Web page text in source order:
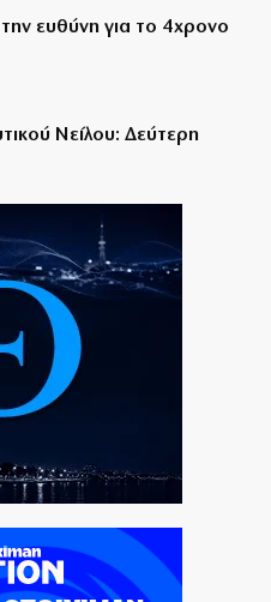
ευθύνη για το 4χρονο
Νείλου: Δεύτερη
αναγνωρίζει την
στις ενστάσεις – Ο
της
στον Κουβαρά: Μάχη